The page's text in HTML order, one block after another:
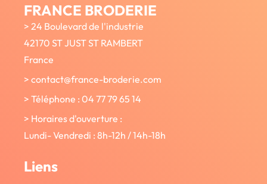
FRANCE BRODERIE
> 24 Boulevard de l'industrie
42170 ST JUST ST RAMBERT
France
> contact@france-broderie.com
> Téléphone : 04 77 79 65 14
> Horaires d'ouverture :
Lundi- Vendredi : 8h-12h / 14h-18h
Liens